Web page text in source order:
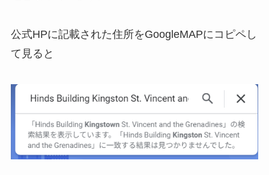
公式HPに記載された住所をGoogleMAPにコピペし
て見ると